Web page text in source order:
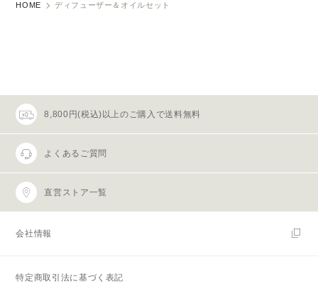
HOME ディフューザー＆オイルセット
8,800円(税込)以上のご購入で送料無料
よくあるご質問
直営ストア一覧
会社情報
特定商取引法に基づく表記